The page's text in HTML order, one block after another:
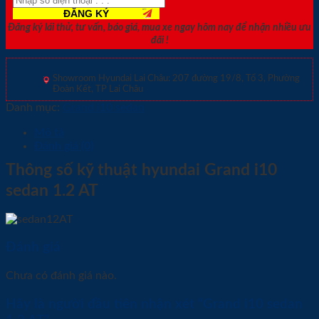
Đăng ký lái thử, tư vấn, báo giá, mua xe ngay hôm nay để nhận nhiều ưu
đãi !
Showroom Hyundai Lai Châu: 207 đường 19/8, Tổ 3, Phường
Đoàn Kết, TP Lai Châu
Danh mục:
Thông số kỹ thuật hyundai Grand i10
sedan 1.2 AT
Chưa có đánh giá nào.